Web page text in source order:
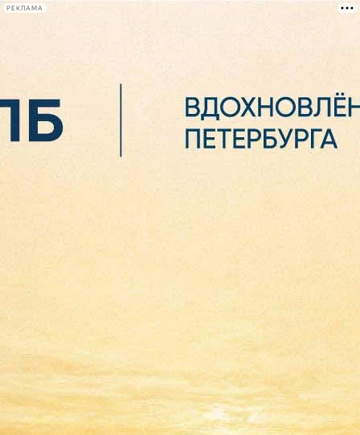
РЕКЛАМА
Сегодня: